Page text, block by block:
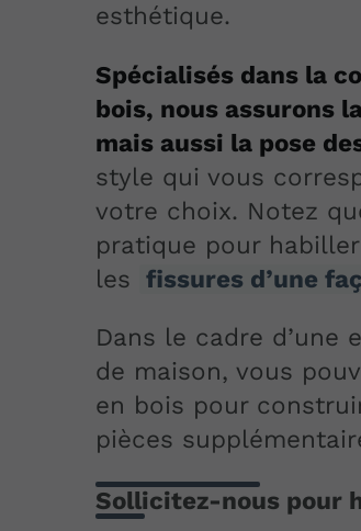
esthétique.
Spécialisés dans la
bois, nous assurons
mais aussi la pose
style qui vous
votre choix. Notez
pratique pour
les fissures d’une
Dans le cadre d’une
de maison, vous
en bois pour
pièces
Sollicitez-nous pour